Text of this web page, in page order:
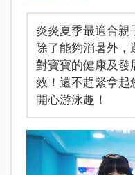
炎炎夏季最適合親
除了能夠消暑外，
對寶寶的健康及發
效！還不趕緊拿起
開心游泳趣！